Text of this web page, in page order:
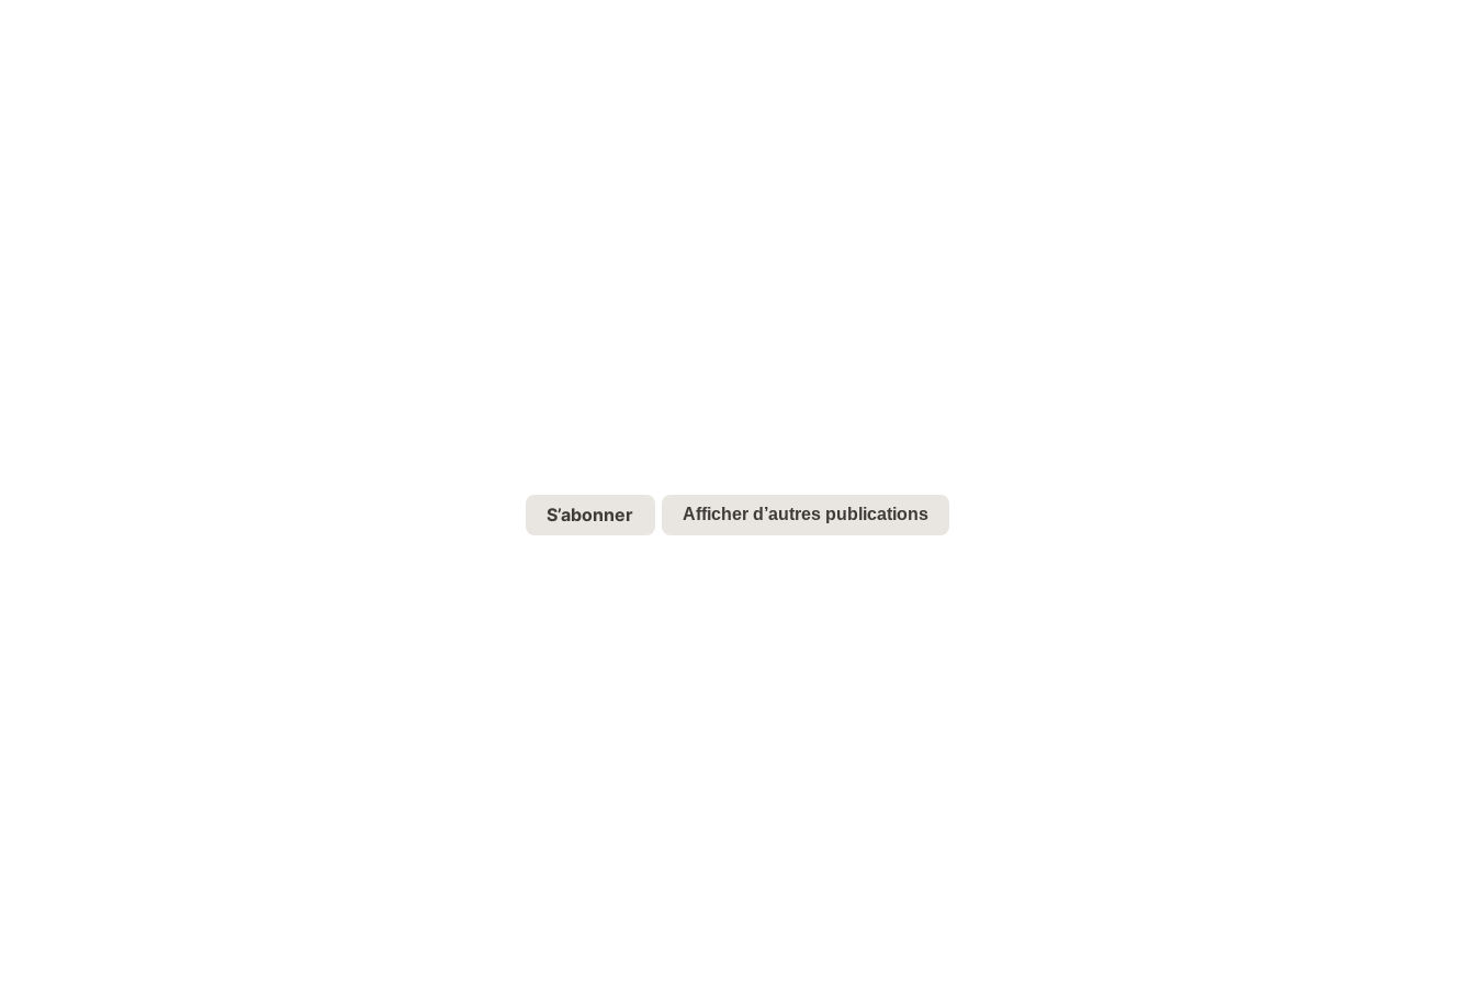
S’abonner Afficher d’autres publications